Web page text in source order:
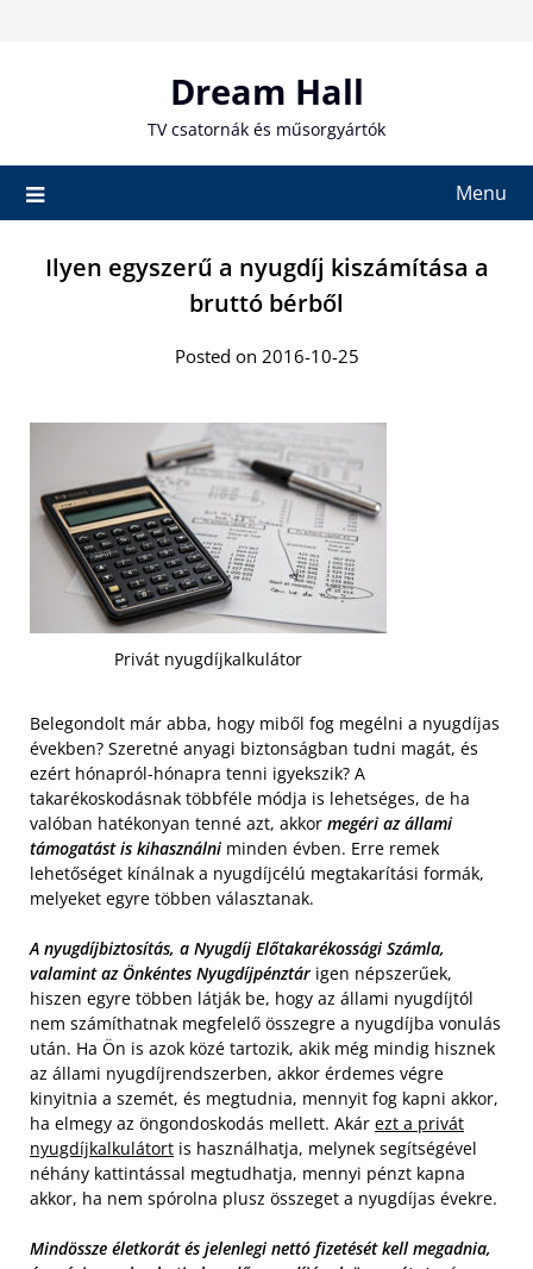
Dream Hall
TV csatornák és műsorgyártók
Menu
Ilyen egyszerű a nyugdíj kiszámítása a
bruttó bérből
Posted on 2016-10-25
Privát nyugdíjkalkulátor
Belegondolt már abba, hogy miből fog megélni a nyugdíjas
években? Szeretné anyagi biztonságban tudni magát, és
ezért hónapról-hónapra tenni igyekszik? A
takarékoskodásnak többféle módja is lehetséges, de ha
valóban hatékonyan tenné azt, akkor megéri az állami
támogatást is kihasználni minden évben. Erre remek
lehetőséget kínálnak a nyugdíjcélú megtakarítási formák,
melyeket egyre többen választanak.
A nyugdíjbiztosítás, a Nyugdíj Előtakarékossági Számla,
valamint az Önkéntes Nyugdíjpénztár igen népszerűek,
hiszen egyre többen látják be, hogy az állami nyugdíjtól
nem számíthatnak megfelelő összegre a nyugdíjba vonulás
után. Ha Ön is azok közé tartozik, akik még mindig hisznek
az állami nyugdíjrendszerben, akkor érdemes végre
kinyitnia a szemét, és megtudnia, mennyit fog kapni akkor,
ha elmegy az öngondoskodás mellett. Akár ezt a privát
nyugdíjkalkulátort is használhatja, melynek segítségével
néhány kattintással megtudhatja, mennyi pénzt kapna
akkor, ha nem spórolna plusz összeget a nyugdíjas évekre.
Mindössze életkorát és jelenlegi nettó fizetését kell megadnia,